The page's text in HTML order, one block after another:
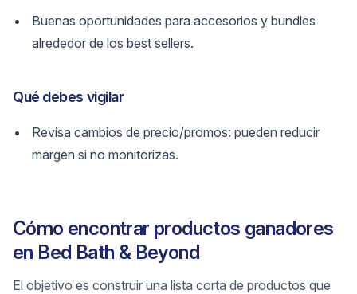
Buenas oportunidades para accesorios y bundles
alrededor de los best sellers.
Qué debes vigilar
Revisa cambios de precio/promos: pueden reducir
margen si no monitorizas.
Cómo encontrar productos ganadores
en Bed Bath & Beyond
El objetivo es construir una lista corta de productos que